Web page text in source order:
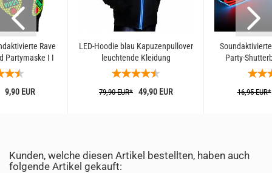
Rave
Partymaske I I
I
EUR
LED-Hoodie blau Kapuzenpullover
leuchtende Kleidung
79,90 EUR* 49,90 EUR
Party-
16,95 EUR*
Kunden, welche diesen Artikel bestellten, haben auch
folgende Artikel gekauft: